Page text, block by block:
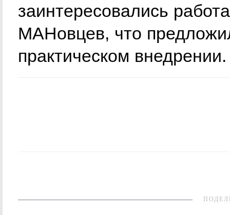
заинтересовались
МАНовцев, что
практическом внедрении.